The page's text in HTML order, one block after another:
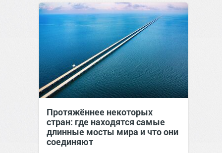
позитива!00:28 07 авг 2026
Протяжённее некоторых
стран: где находятся самые
длинные мосты мира и что они
соединяют